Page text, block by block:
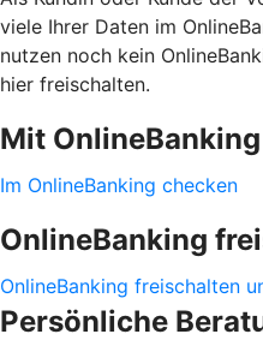
viele Ihrer Daten im
nutzen noch kein
hier freischalten.
Mit OnlineBanking
Im OnlineBanking checken
OnlineBanking
OnlineBanking freischalten
Persönliche